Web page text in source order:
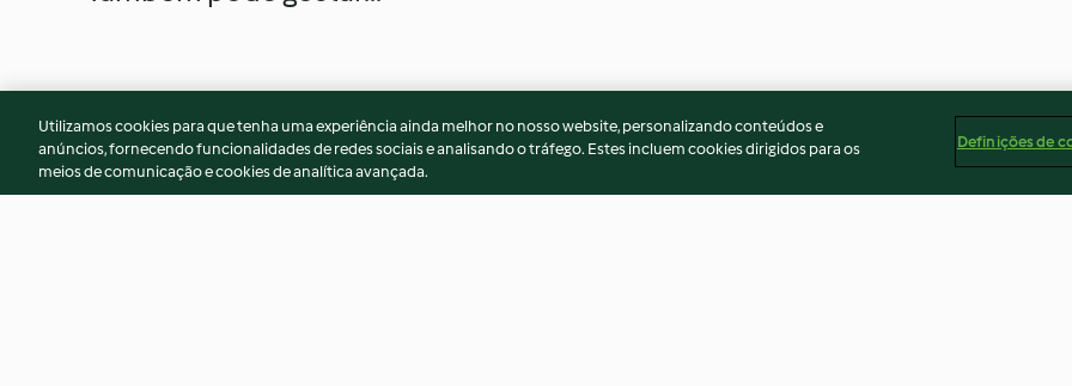
Utilizamos cookies para que tenha uma experiência ainda melhor no nosso website, personalizando conteúdos e
anúncios, fornecendo funcionalidades de redes sociais e analisando o tráfego. Estes incluem cookies dirigidos para os
meios de comunicação e cookies de analítica avançada.
Definições de